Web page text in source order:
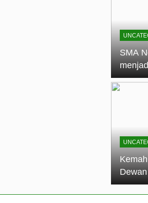
11 Purworejo Sukses Gelar LPBB
SMA
11